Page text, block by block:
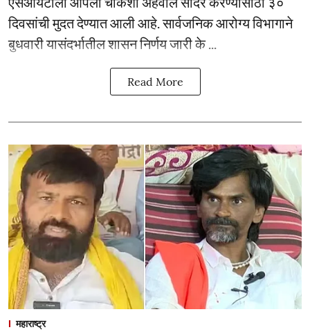
दिवसांची मुदत देण्यात आली आहे. सार्वजनिक आरोग्य विभागाने
बुधवारी यासंदर्भातील शासन निर्णय जारी के ...
Read More
महाराष्ट्र